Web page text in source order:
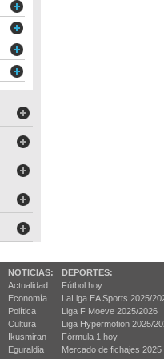
NOTICIAS:
Actualidad
Economía
Política
Cultura
Ikusmiran
Eguraldia
DEPORTES:
Fútbol hoy
LaLiga EA Sports 2025/
Liga F Moeve 2025/2026
Liga Hypermotion 2025/
Fórmula 1 hoy
Mercado de fichajes 2025